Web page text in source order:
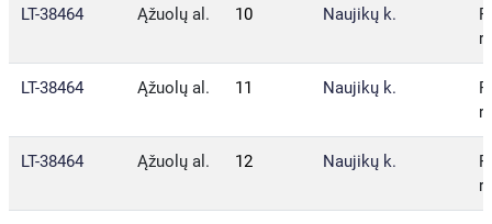
LT-38464 Ąžuolų al. 10 Naujikų k.
LT-38464 Ąžuolų al. 11 Naujikų k.
LT-38464 Ąžuolų al. 12 Naujikų k.